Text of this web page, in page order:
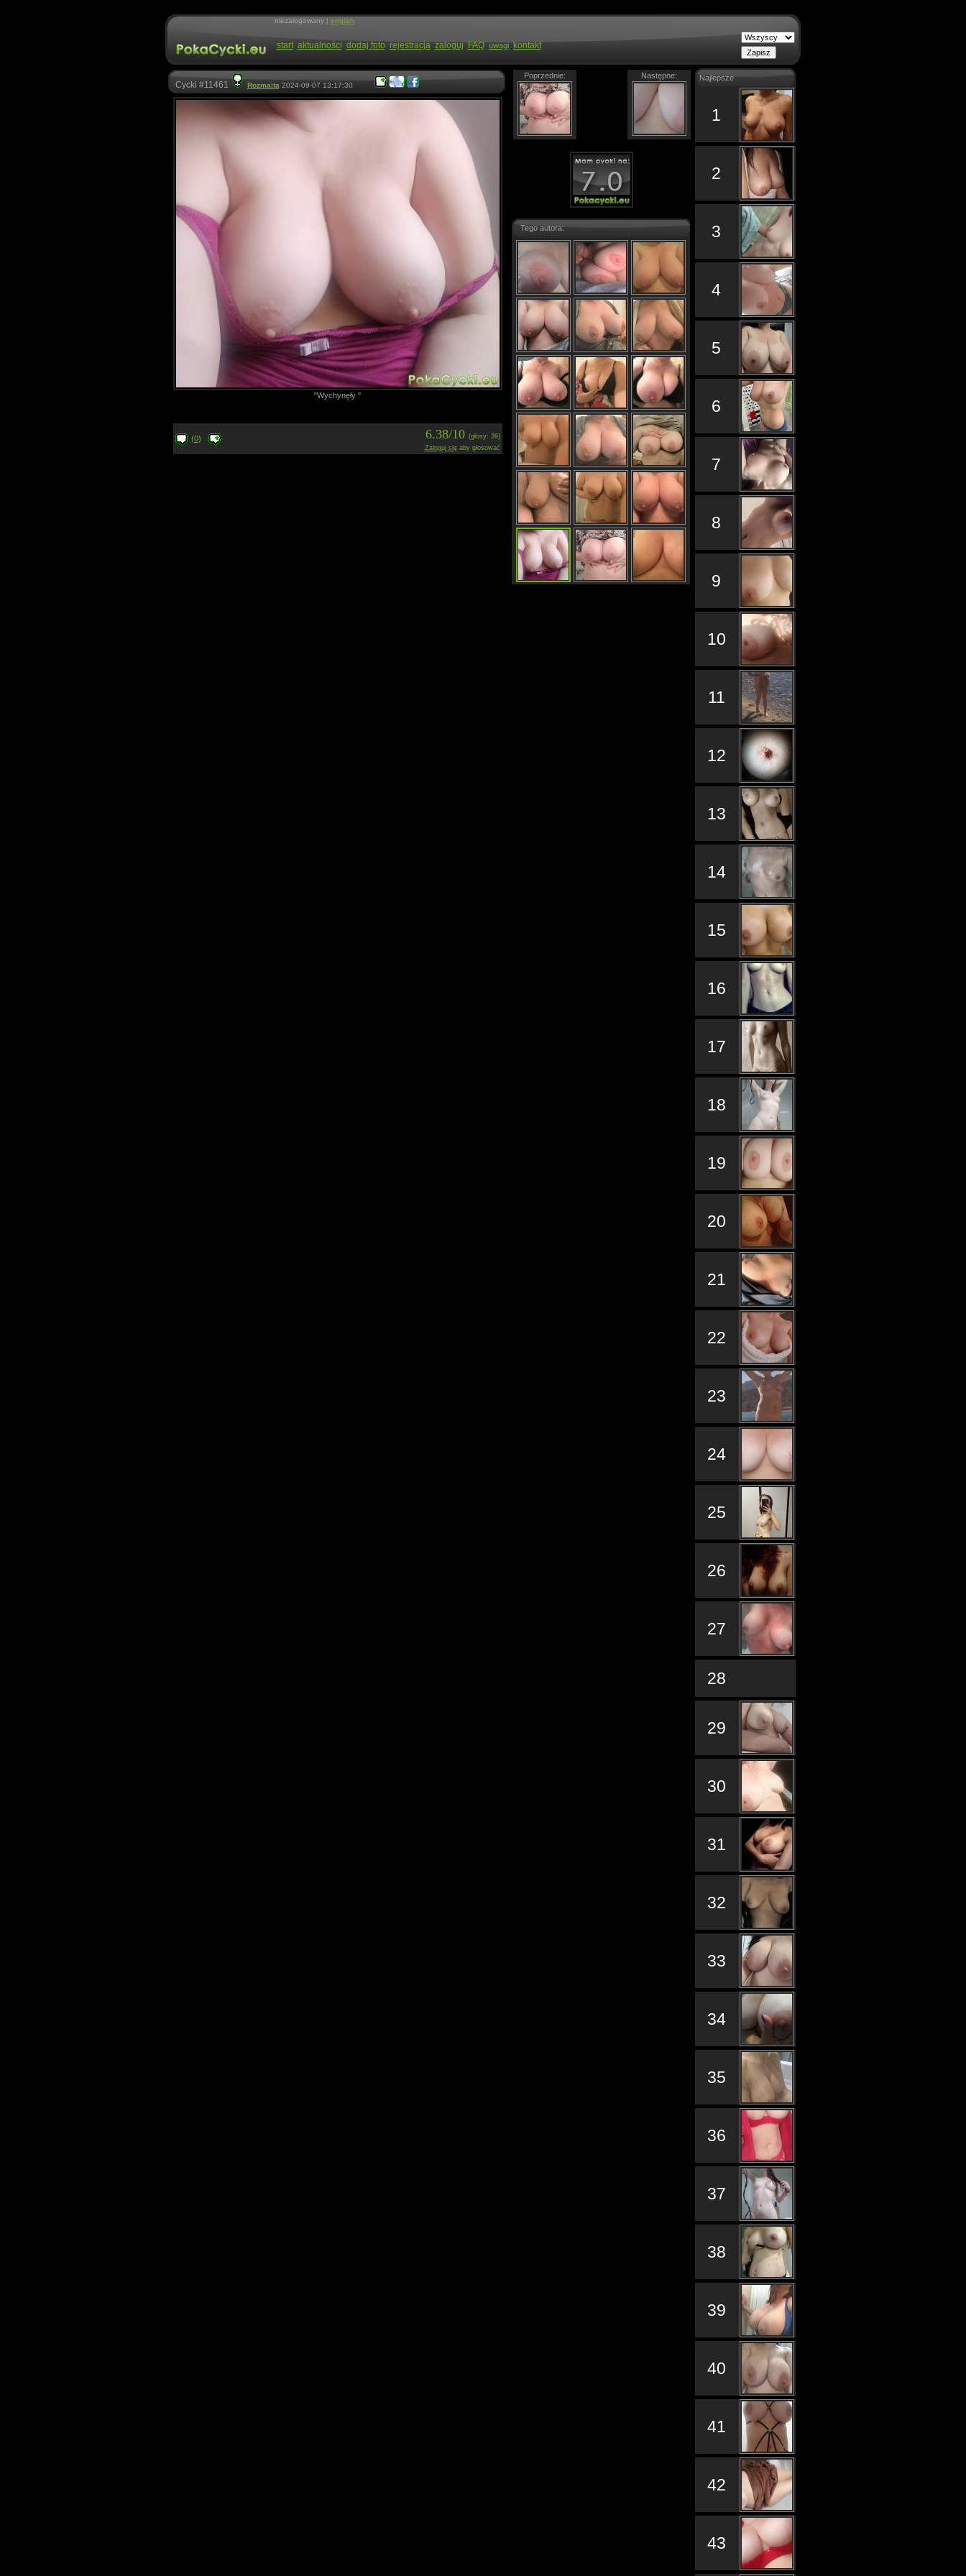
niezalogowany | english
start aktualności dodaj foto rejestracja zaloguj FAQ uwagi kontakt
Cycki #11461 Rozmaita 2024-09-07 13:17:30
"Wychynęły "
(0) 6.38/10 (głosy: 39)
Zaloguj sięaby głosować
Poprzednie: Następne:
Tego autora:
Najlepsze
1
2
3
4
5
6
7
8
9
10
11
12
13
14
15
16
17
18
19
20
21
22
23
24
25
26
27
28
29
30
31
32
33
34
35
36
37
38
39
40
41
42
43